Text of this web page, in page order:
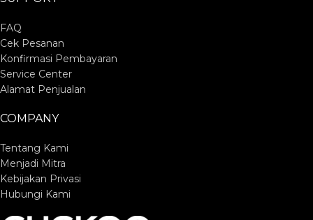
FAQ
Cek Pesanan
Konfirmasi Pembayaran
Service Center
Alamat Penjualan
COMPANY
Tentang Kami
Menjadi Mitra
Kebijakan Privasi
Hubungi Kami